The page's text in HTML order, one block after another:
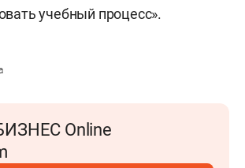
учебный процесс».
Online